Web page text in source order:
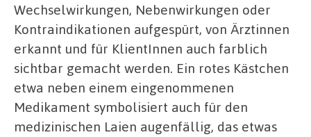
Wechselwirkungen, Nebenwirkungen oder
Kontraindikationen aufgespürt, von Ärztinnen
erkannt und für KlientInnen auch farblich
sichtbar gemacht werden. Ein rotes Kästchen
etwa neben einem eingenommenen
Medikament symbolisiert auch für den
medizinischen Laien augenfällig, das etwas